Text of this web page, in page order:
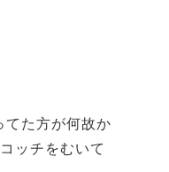
てた方が何故か
ッチをむいて